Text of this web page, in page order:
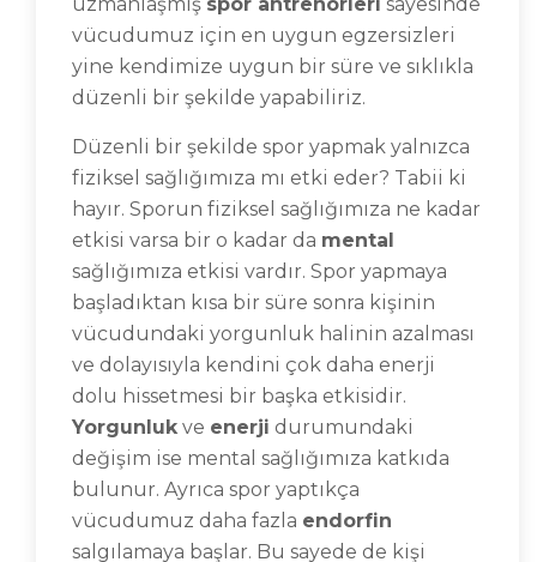
vücudumuz için en uygun egzersizleri
yine kendimize uygun bir süre ve sıklıkla
düzenli bir şekilde yapabiliriz.
Düzenli bir şekilde spor yapmak yalnızca
fiziksel sağlığımıza mı etki eder? Tabii ki
hayır. Sporun fiziksel sağlığımıza ne kadar
etkisi varsa bir o kadar da mental
sağlığımıza etkisi vardır. Spor yapmaya
başladıktan kısa bir süre sonra kişinin
vücudundaki yorgunluk halinin azalması
ve dolayısıyla kendini çok daha enerji
dolu hissetmesi bir başka etkisidir.
Yorgunlukve enerji durumundaki
değişim ise mental sağlığımıza katkıda
bulunur. Ayrıca spor yaptıkça
vücudumuz daha fazla endorfin
salgılamaya başlar. Bu sayede de kişi